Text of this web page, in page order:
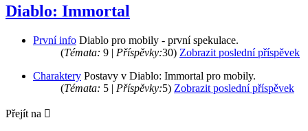
Diablo: Immortal
První info Diablo pro mobily - první spekulace.
(Témata: 9 | Příspěvky:30) Zobrazit poslední příspěvek
Charaktery Postavy v Diablo: Immortal pro mobily.
(Témata: 5 | Příspěvky:5) Zobrazit poslední příspěvek
Přejít na